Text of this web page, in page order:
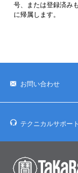
号、または登録済み
に帰属します。
お問い合わせ
テクニカルサポート